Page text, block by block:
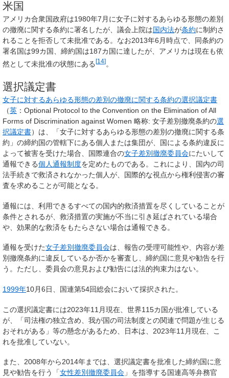
米国
アメリカ合衆国政府は1980年7月に女子に対するあらゆる形態の差別
の撤廃に関する条約に署名したが、議会上院は国内法が条約に制約さ
れることを拒否して未批准である。なお2013年6月時点で、同条約の
署名国は99カ国、締約国は187カ国に達したが、アメリカは現在も依
然として未批准の状態にある[14]。
選択議定書
女子に対するあらゆる形態の差別の撤廃に関する条約の選択議定書
（英 ：Optional Protocol to the Convention on the Elimination of All
Forms of Discrimination against Women 略称: 女子差別撤廃条約の選
択議定書）は、「女子に対するあらゆる形態の差別の撤廃に関する条
約」の締約国の管轄下にある個人または集団が、国による条約違反に
よって被害を受けた場合、国際連合の女子差別撤廃委員会にたいして
通報できる個人通報制度を定めたものである。これにより、国内の司
法手続きで救済されなかった個人が、国際的な視点から権利侵害の審
査を求めることが可能となる。
通報には、利用できるすべての国内的救済措置を尽くしていることが
条件とされるが、救済措置の実施が不当に引き延ばされている場合
や、効果的な救済をもたらさない場合は通報できる。
通報を受けた女子差別撤廃委員会は、報告の受理可能性や、内容が差
別撤廃条約に違反しているか否かを審査し、締約国に意見や勧告を行
う。ただし、委員会の意見および勧告には法的拘束力はない。
1999年10月6日、国連第54回総会において採択された。
この選択議定書には2023年11月現在、世界115カ国が批准している
が、「司法権の独立含め、我が国の司法制度との関連で問題が生じる
おそれがある」等の懸念があるため、日本は、2023年11月現在、こ
れを批准していない。
また、2008年から2014年までは、選択議定書を批准した締約国に意
見や勧告を行う「女性差別撤廃委員会 」を指導する国連高等弁務官